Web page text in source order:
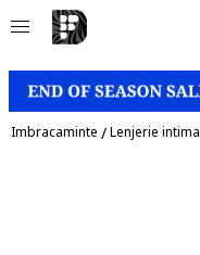
Imbracaminte /Lenjerie intima